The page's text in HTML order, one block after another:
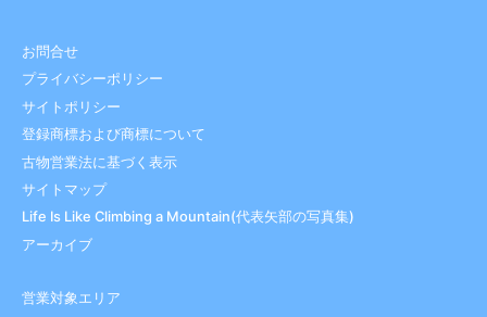
お問合せ
プライバシーポリシー
サイトポリシー
登録商標および商標について
古物営業法に基づく表示
サイトマップ
Life Is Like Climbing a Mountain(代表矢部の写真集)
アーカイブ
営業対象エリア